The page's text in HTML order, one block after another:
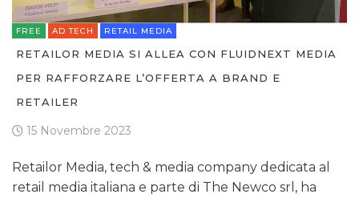
FREE AD TECH RETAIL MEDIA
RETAILOR MEDIA SI ALLEA CON FLUIDNEXT MEDIA
PER RAFFORZARE L’OFFERTA A BRAND E
RETAILER
15 Novembre 2023
Retailor Media, tech & media company dedicata al
retail media italiana e parte di The Newco srl, ha